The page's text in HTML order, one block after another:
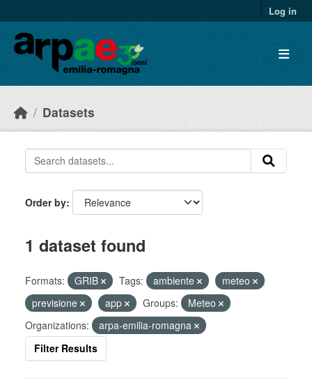
Log in
Datasets
Order by
1 dataset found
Formats: GRIB Tags: ambiente
meteo
previsione
app Groups:
Meteo
Organizations:
arpa-emilia-romagna
Filter Results